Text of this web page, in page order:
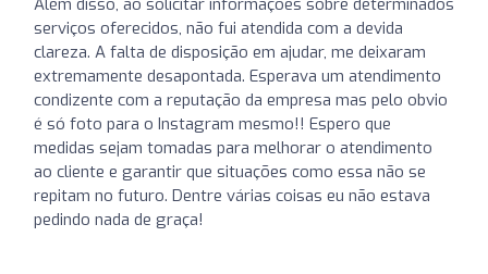
serviços oferecidos, não fui atendida com a devida
clareza. A falta de disposição em ajudar, me deixaram
extremamente desapontada. Esperava um atendimento
condizente com a reputação da empresa mas pelo obvio
é só foto para o Instagram mesmo!! Espero que
medidas sejam tomadas para melhorar o atendimento
ao cliente e garantir que situações como essa não se
repitam no futuro. Dentre várias coisas eu não estava
pedindo nada de graça!